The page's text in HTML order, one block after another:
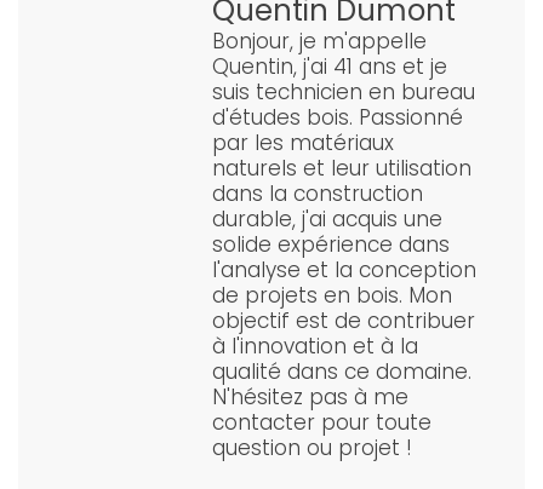
Quentin Dumont
Bonjour, je m'appelle
Quentin, j'ai 41 ans et je
suis technicien en bureau
d'études bois. Passionné
par les matériaux
naturels et leur utilisation
dans la construction
durable, j'ai acquis une
solide expérience dans
l'analyse et la conception
de projets en bois. Mon
objectif est de contribuer
à l'innovation et à la
qualité dans ce domaine.
N'hésitez pas à me
contacter pour toute
question ou projet !